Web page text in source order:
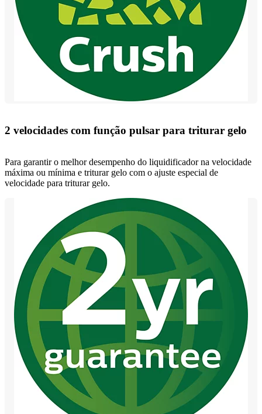
2 velocidades com função pulsar para triturar gelo
Para garantir o melhor desempenho do liquidificador na velocidade
máxima ou mínima e triturar gelo com o ajuste especial de
velocidade para triturar gelo.